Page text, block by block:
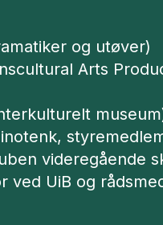
og utøver)
Arts
videregående
ved UiB og